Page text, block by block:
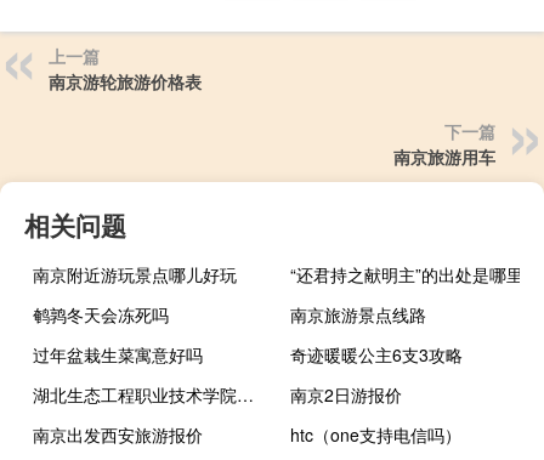
上一篇
南京游轮旅游价格表
下一篇
南京旅游用车
相关问题
南京附近游玩景点哪儿好玩
“还君持之献明主”的出处是哪里
鹌鹑冬天会冻死吗
南京旅游景点线路
过年盆栽生菜寓意好吗
奇迹暖暖公主6支3攻略
湖北生态工程职业技术学院怎么样知乎（湖北生态工程职业技术学院怎么样）
南京2日游报价
南京出发西安旅游报价
htc（one支持电信吗）